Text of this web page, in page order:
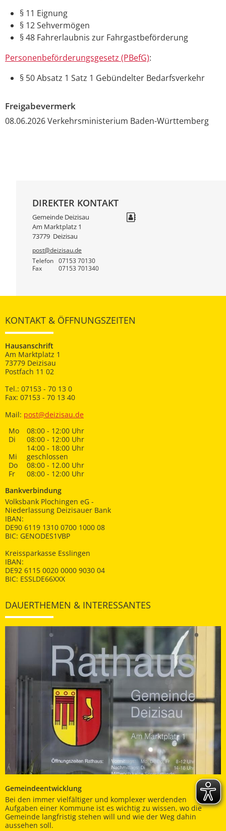
§ 11 Eignung
§ 12 Sehvermögen
§ 48 Fahrerlaubnis zur Fahrgastbeförderung
Personenbeförderungsgesetz (PBefG):
§ 50 Absatz 1 Satz 1 Gebündelter Bedarfsverkehr
Freigabevermerk
08.06.2026 Verkehrsministerium Baden-Württemberg
DIREKTER KONTAKT
Gemeinde Deizisau
Am Marktplatz 1
73779 Deizisau
post@deizisau.de
Telefon
07153 70130
Fax 07153 701340
KONTAKT & ÖFFNUNGSZEITEN
Hausanschrift
Am Marktplatz 1
73779 Deizisau
Postfach 11 02
Tel.: 07153 - 70 13 0
Fax: 07153 - 70 13 40
Mail: post@deizisau.de
Mo
08:00 - 12:00 Uhr
Di
08:00 - 12:00 Uhr
14:00 - 18:00 Uhr
Mi
geschlossen
Do
08:00 - 12.00 Uhr
Fr
08:00 - 12:00 Uhr
Bankverbindung
Volksbank Plochingen eG -
Niederlassung Deizisauer Bank
IBAN:
DE90 6119 1310 0700 1000 08
BIC: GENODES1VBP
Kreissparkasse Esslingen
IBAN:
DE92 6115 0020 0000 9030 04
BIC: ESSLDE66XXX
DAUERTHEMEN & INTERESSANTES
Gemeindeentwicklung
Bei den immer vielfältiger und komplexer werdenden
Aufgaben einer Kommune ist es wichtig zu wissen, wo die
Gemeinde langfristig stehen will und wie der Weg dahin
aussehen soll.